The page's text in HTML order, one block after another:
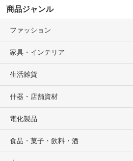
商品ジャンル
ファッション
家具・インテリア
生活雑貨
什器・店舗資材
電化製品
食品・菓子・飲料・酒